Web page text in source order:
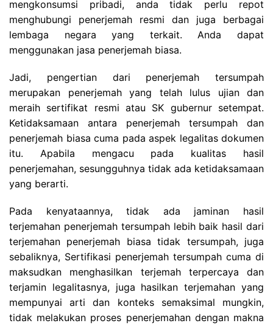
mengkonsumsi pribadi, anda tidak perlu repot
menghubungi penerjemah resmi dan juga berbagai
lembaga negara yang terkait. Anda dapat
menggunakan jasa penerjemah biasa.
Jadi, pengertian dari penerjemah tersumpah
merupakan penerjemah yang telah lulus ujian dan
meraih sertifikat resmi atau SK gubernur setempat.
Ketidaksamaan antara penerjemah tersumpah dan
penerjemah biasa cuma pada aspek legalitas dokumen
itu. Apabila mengacu pada kualitas hasil
penerjemahan, sesungguhnya tidak ada ketidaksamaan
yang berarti.
Pada kenyataannya, tidak ada jaminan hasil
terjemahan penerjemah tersumpah lebih baik hasil dari
terjemahan penerjemah biasa tidak tersumpah, juga
sebaliknya, Sertifikasi penerjemah tersumpah cuma di
maksudkan menghasilkan terjemah terpercaya dan
terjamin legalitasnya, juga hasilkan terjemahan yang
mempunyai arti dan konteks semaksimal mungkin,
tidak melakukan proses penerjemahan dengan makna